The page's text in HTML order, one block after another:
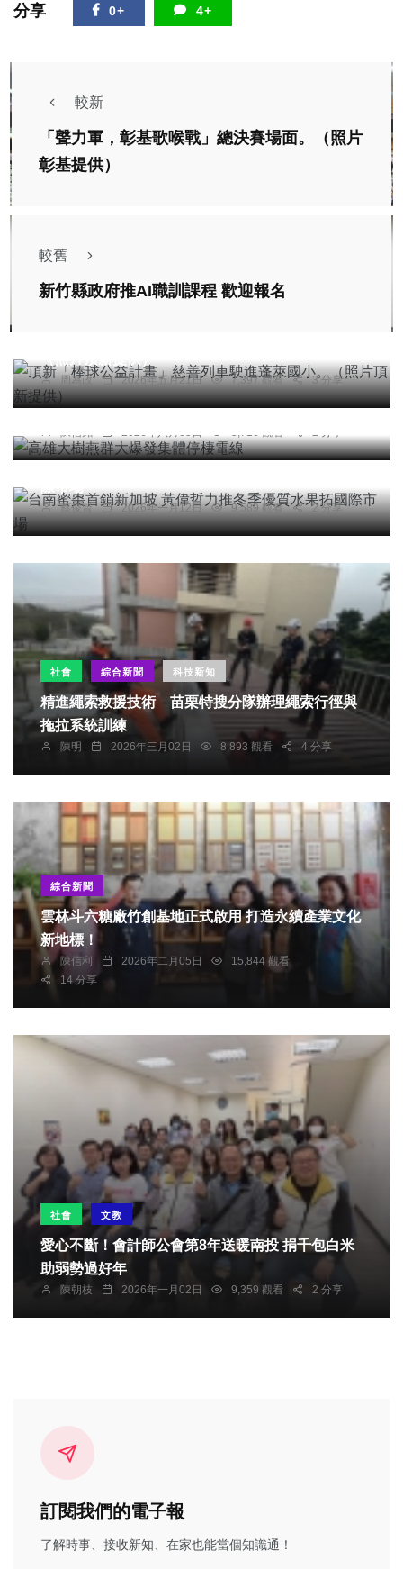
分享 0+ 4+
較新
「聲力軍，彰基歌喉戰」總決賽場面。（照片
彰基提供）
較舊
新竹縣政府推AI職訓課程 歡迎報名
周為政 2026年五月21日 7,397 觀看 3 分享
綜合新聞
高雄大樹燕群大爆發集體停棲電線
陳信銘 2026年八月05日 5,716 觀看 2 分享
農業 綜合新聞 健康
台南蜜棗首銷新加坡 黃偉哲力推冬季優質水果拓國
蔡俊賢 2026年一月12日 9,589 觀看 2 分享
社會 綜合新聞 科技新知
精進繩索救援技術 苗栗特搜分隊辦理繩索行徑與
拖拉系統訓練
陳明 2026年三月02日 8,893 觀看 4 分享
綜合新聞
雲林斗六糖廠竹創基地正式啟用 打造永續產業文化
新地標！
陳信利 2026年二月05日
15,844 觀看
14 分享
社會 文教
愛心不斷！會計師公會第8年送暖南投 捐千包白米
助弱勢過好年
陳朝枝 2026年一月02日 9,359 觀看 2 分享
訂閱我們的電子報
了解時事、接收新知、在家也能當個知識通！